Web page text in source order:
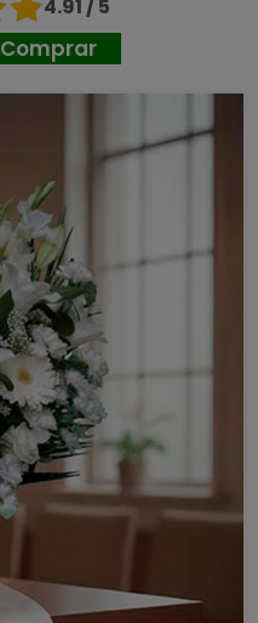
4.91 / 5
Comprar